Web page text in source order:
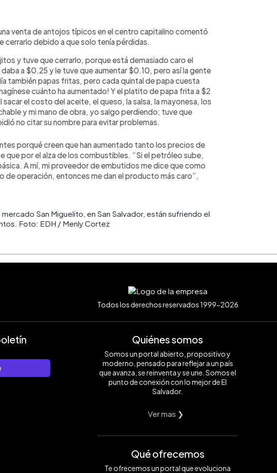
venta de antojos típicos en el centro capitalino comentó
cerrarlo debido a que solo tenía pérdidas.
y tuve que cerrarlo, porque está demasiado caro el
a $0.25 y le tuve que aumentar $0.10, pero así la gente
también papas fritas, pero cada quintal de papa cuesta
cuánto ha aumentado! Y el platito de papa frita a $2
el costo del aceite, el queso, la salsa, la mayonesa, los
y mi mano de obra, yo salgo perdiendo; tuve que
no citar su nombre para evitar problemas.
porqué creen que han aumentado tanto los precios de
que por el alza de los combustibles. “Si el petróleo sube,
A mí, mi proveedor de embutidos me dice que como
de operación, entonces me dan el producto más caro”,
San Miguelito, en San Salvador, están sufriendo el
Foto: EDH / Menly Cortez
Todos los derechos reservados 1999-2026
Quiénes somos
Somos un portal abierto, propositivo y
moderno, pensado para reflejar a un país
que avanza, se reinventa y se une. Somos el
punto de conexión con lo mejor de El
Salvador.
Ver mas ❯
Qué ofrecemos
Te ofrecemos un portal que evoluciona